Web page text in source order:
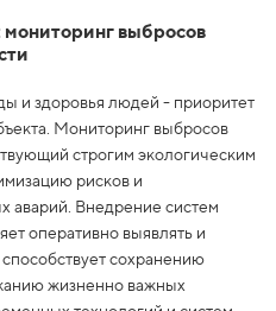
выбросов
и здоровья людей - приоритет
Мониторинг выбросов
строгим экологическим
рисков и
аварий. Внедрение систем
оперативно выявлять и
сохранению
жизненно важных